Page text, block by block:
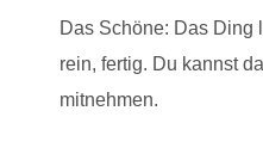
Das Schöne: Das Ding
rein, fertig. Du kannst
mitnehmen.